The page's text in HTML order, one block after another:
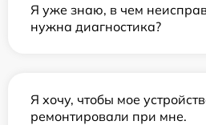
Я уже знаю, в чем
нужна диагностика?
Я хочу, чтобы мое
ремонтировали при мне.